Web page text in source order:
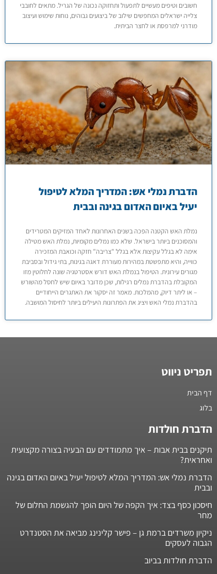
חשובים וטיפים מעשיים לתפעול ותחזוקה נכונה של הגריל. מתאים לחובבי
צלייה ישראלים המחפשים שילוב של ביצועים גבוהים, נוחות שימוש ועיצוב
מודרני למרפסת או לחצר הביתית.
הדברת נמלי אש: המדריך המלא לטיפול
יעיל באיום האדום בגינה ובבית
נמלת האש הקטנה הפכה בשנים האחרונות לאחד המזיקים המטרידים
והמסוכנים ביותר בישראל. שלא כמו נמלים מקומיות, נמלת האש מטילה
אימה לא בגלל עקיצות אלא בגלל "צריבה" חזקה וכואבת המזכירה
כווייה, והיא מתפשטת במהירות מעוררת דאגה בגינות, בתי גידול ובסביבת
מגורים עירונית. הטיפול בנמלת האש דורש אסטרטגיה שונה לחלוטין מזו
המקובלת בהדברת נמלים רגילות, שכן מדובר באיום שיש לחסל מהשורש
– או ליתר דיוק, מהמלכות. מאמר זה יסקור את האתגרים הייחודיים
בהדברת נמלי האש ויציג את הפתרונות היעילים ביותר לחיסול המושבה.
תפריט ניווט
דף הבית
בלוג
הדברת חולדות
תיקנים בבית אבות – איך מתמודדים עם הבעיה בצורה מקצועית
ואחראית?
הדברת נמלי אש: המדריך המלא לטיפול יעיל באיום האדום בגינה
ובבית
חיסכון כסף בצד: איך הקפה של היום הופך להגשמת החלום של
מחר
ניקיון משרדים ברמת גן – פישר קלינינג מביאה את הסטנדרט
הגבוה לעסקים
הדברת חולדות בביוב